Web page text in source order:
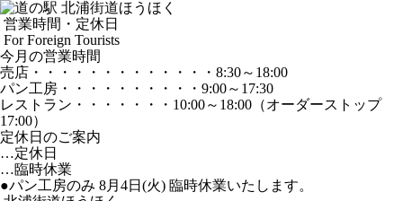
営業時間・定休日
For Foreign Tourists
今月の営業時間
売店 ・・・・・・・・・・・・・ 8:30～18:00
パン工房 ・・・・・・・・・・ 9:00～17:30
レストラン ・・・・・・・ 10:00～18:00 （オーダーストップ
17:00）
定休日のご案内
…定休日
…臨時休業
●パン工房のみ 8月4日(火) 臨時休業いたします。